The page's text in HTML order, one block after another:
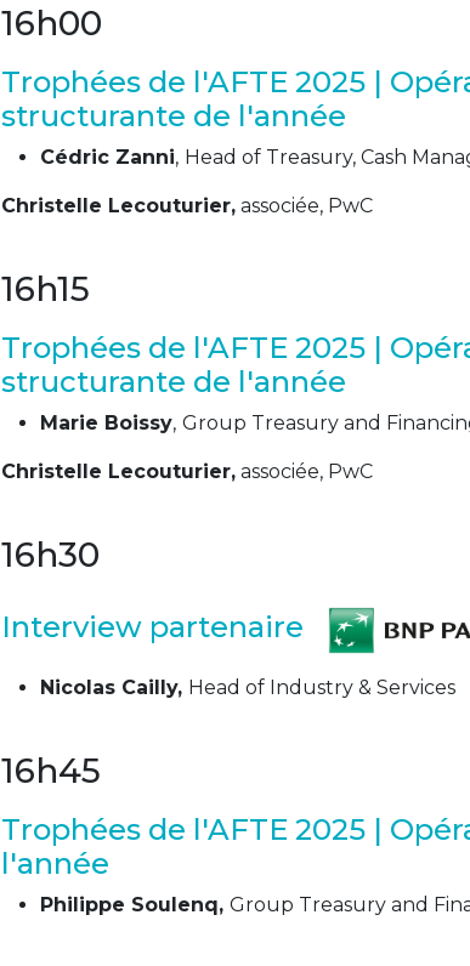
16h00
Trophées de l'AFTE 2025 |
structurante de l'année
Cédric Zanni, Head of Treasury, Cash
Christelle Lecouturier, associée, PwC
16h15
Trophées de l'AFTE 2025 |
structurante de l'année
Marie Boissy, Group Treasury and
Christelle Lecouturier, associée, PwC
16h30
Interview partenaire
Nicolas Cailly, Head of Industry & Services
16h45
Trophées de l'AFTE 2025 |
l'année
Philippe Soulenq, Group Treasury and